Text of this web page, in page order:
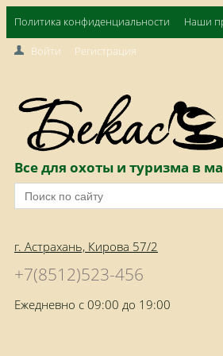
Политика конфиденциальности Наши
Войти Регистрация
Все для охоты и туризма в
г. Астрахань, Кирова 57/2
+7(8512)523-456
Ежедневно с 09:00 до 19:00